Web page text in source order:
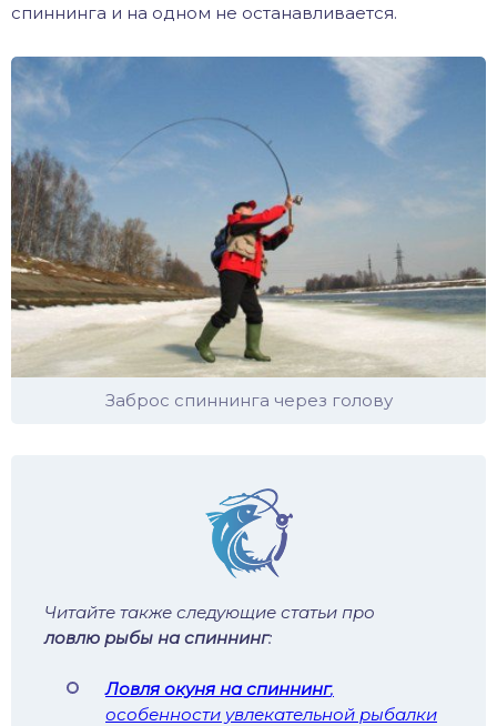
спиннинга и на одном не останавливается.
Заброс спиннинга через голову
Читайте также следующие статьи про
ловлю рыбы на спиннинг:
Ловля окуня на спиннинг,
особенности увлекательной рыбалки